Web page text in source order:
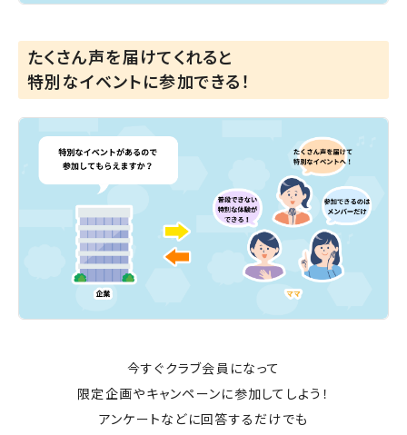
たくさん声を届けてくれると
特別なイベントに参加できる！
今すぐクラブ会員になって
限定企画やキャンペーンに参加してしよう！
アンケートなどに回答するだけでも